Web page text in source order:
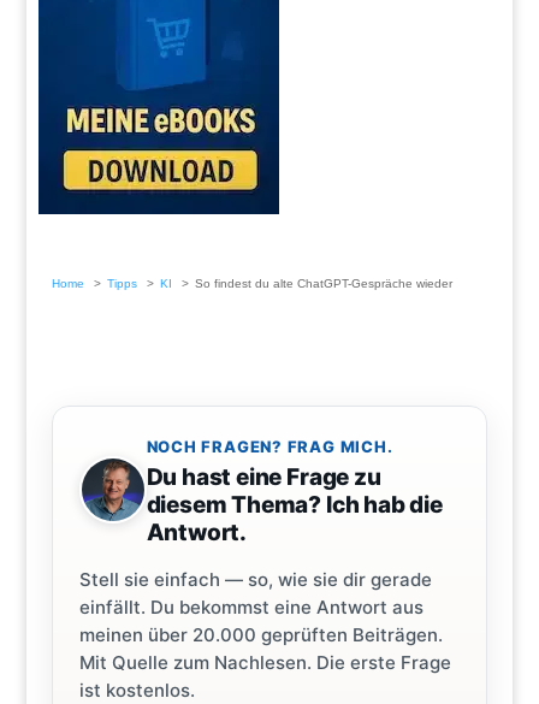
Home Tipps KI So findest du alte ChatGPT-Gespräche wieder
NOCH FRAGEN? FRAG MICH.
Du hast eine Frage zu
diesem Thema? Ich hab die
Antwort.
Stell sie einfach — so, wie sie dir gerade
einfällt. Du bekommst eine Antwort aus
meinen über 20.000 geprüften Beiträgen.
Mit Quelle zum Nachlesen. Die erste Frage
ist kostenlos.